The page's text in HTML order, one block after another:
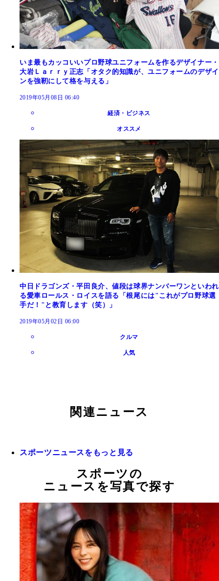
いま最もカッコいいプロ野球ユニフォームを作るデザイナー・
大岩Ｌａｒｒｙ正志「オタク的知識が、ユニフォームのデザイ
ンを強靭にして格を与える」
2019年05月08日 06:40
経済・ビジネス
オススメ
中日ドラゴンズ・平田良介、値段は球界ナンバーワンといわれ
る愛車ロールス・ロイスを語る「根尾には"これがプロ野球選
手だ！"と教育します（笑）」
2019年05月02日 06:00
クルマ
人気
関連ニュース
スポーツニュースをもっと見る
スポーツの
ニュースを写真で探す